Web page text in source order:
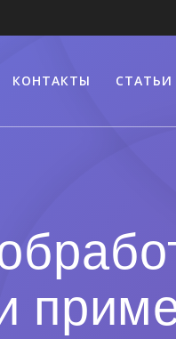
КОНТАКТЫ СТАТЬИ